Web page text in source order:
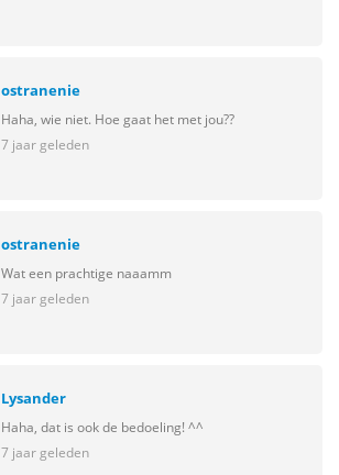
ostranenie
Haha, wie niet. Hoe gaat het met jou??
7 jaar geleden
ostranenie
Wat een prachtige naaamm
7 jaar geleden
Lysander
Haha, dat is ook de bedoeling! ^^
7 jaar geleden